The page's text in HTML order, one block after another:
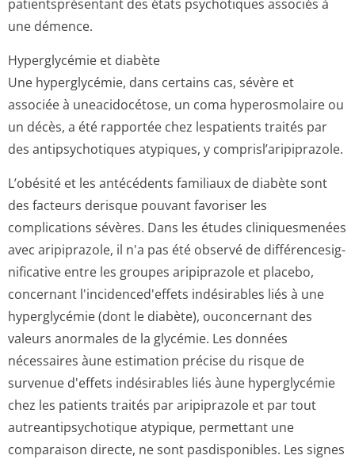
patientsprésentant des états psychotiques associés à
une démence.
Hyperglycémie et diabète
Une hyperglycémie, dans certains cas, sévère et
associée à uneacidocétose, un coma hyperosmolaire ou
un décès, a été rapportée chez lespatients traités par
des antipsychotiques atypiques, y comprisl’aripi­prazole.
L’obésité et les antécédents familiaux de diabète sont
des facteurs derisque pouvant favoriser les
complications sévères. Dans les études cliniquesmenées
avec aripiprazole, il n'a pas été observé de différencesig­
nificative entre les groupes aripiprazole et placebo,
concernant l'incidenced'effets indésirables liés à une
hyperglycémie (dont le diabète), ouconcernant des
valeurs anormales de la glycémie. Les données
nécessaires àune estimation précise du risque de
survenue d'effets indésirables liés àune hyperglycémie
chez les patients traités par aripiprazole et par tout
autreantipsycho­tique atypique, permettant une
comparaison directe, ne sont pasdisponibles. Les signes